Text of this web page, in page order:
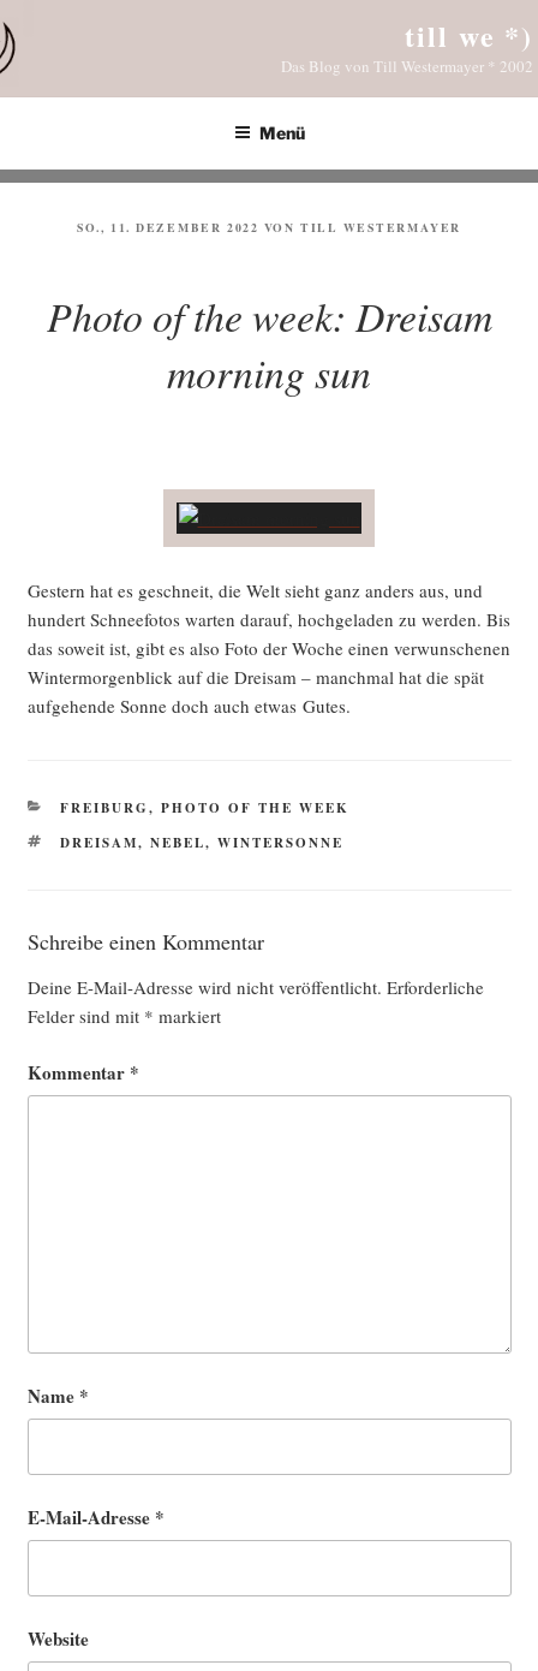
Inhalt
springen
till we *)
Das Blog von Till Westermayer * 2002
Menü
VERÖFFENTLICHT
SO., 11. DEZEMBER 2022 VON TILL WESTERMAYER
Photo of the week: Dreisam
morning sun
Ges­tern hat es geschneit, die Welt sieht ganz anders aus, und
hun­dert Schnee­fo­tos war­ten dar­auf, hoch­ge­la­den zu wer­den. Bis
das soweit ist, gibt es also Foto der Woche einen ver­wun­sche­nen
Win­ter­mor­gen­blick auf die Drei­sam – manch­mal hat die spät
auf­ge­hen­de Son­ne doch auch etwas Gutes.
KATEGORIEN
FREIBURG, PHOTO OF THE WEEK
SCHLAGWÖRTER
DREISAM, NEBEL, WINTERSONNE
Schreibe einen Kommentar
Deine E-Mail-Adresse wird nicht veröffentlicht. Erforderliche
Felder sind mit * markiert
Kommentar *
Name *
E-Mail-Adresse *
Website